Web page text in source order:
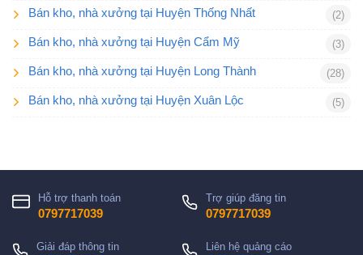
Bán kho, nhà xưởng tại Huyện Thống Nhất (2)
Bán kho, nhà xưởng tại Huyện Cẩm Mỹ (3)
Bán kho, nhà xưởng tại Huyện Long Thành (28)
Bán kho, nhà xưởng tại Huyện Xuân Lộc (5)
Hỗ trợ thanh toán
0797717039
Trợ giúp đăng tin
0797717039
Giải đáp thông tin Liên hệ quảng cáo